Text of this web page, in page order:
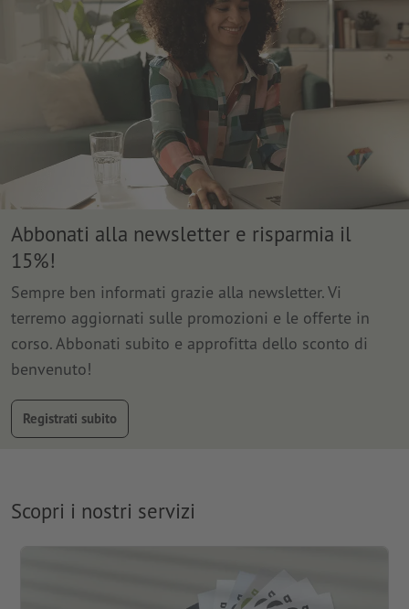
Abbonati alla newsletter e risparmia il
15%!
Sempre ben informati grazie alla newsletter. Vi
terremo aggiornati sulle promozioni e le offerte in
corso. Abbonati subito e approfitta dello sconto di
benvenuto!
Registrati subito
Scopri i nostri servizi